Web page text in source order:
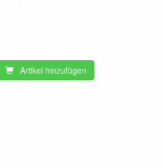
Artikel hinzufügen